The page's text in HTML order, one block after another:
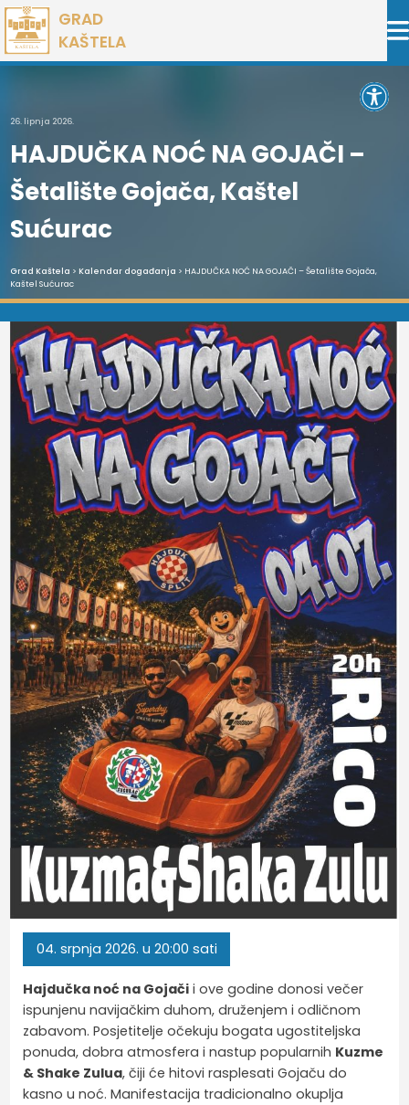
Preskoči
na
sadržaj
GRAD
KAŠTELA
26. lipnja 2026.
HAJDUČKA NOĆ NA GOJAČI –
Šetalište Gojača, Kaštel
Sućurac
Grad Kaštela > Kalendar događanja > HAJDUČKA NOĆ NA GOJAČI – Šetalište Gojača,
Kaštel Sućurac
04. srpnja 2026. u 20:00 sati
Hajdučka noć na Gojači i ove godine donosi večer
ispunjenu navijačkim duhom, druženjem i odličnom
zabavom. Posjetitelje očekuju bogata ugostiteljska
ponuda, dobra atmosfera i nastup popularnih Kuzme
& Shake Zulua, čiji će hitovi rasplesati Gojaču do
kasno u noć. Manifestacija tradicionalno okuplja